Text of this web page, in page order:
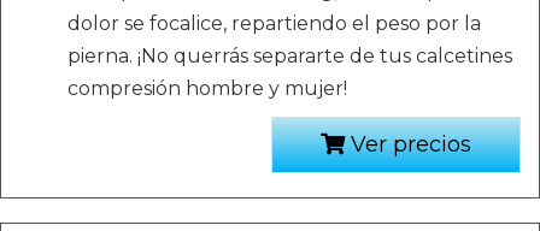
dolor se focalice, repartiendo el peso por la
pierna. ¡No querrás separarte de tus calcetines
compresión hombre y mujer!
Ver precios